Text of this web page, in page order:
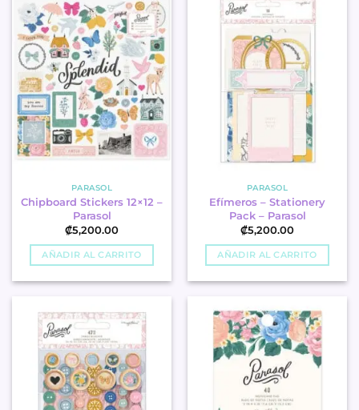
PARASOL
Chipboard Stickers 12×12 –
Parasol
₡5,200.00
AÑADIR AL CARRITO
PARASOL
Efímeros – Stationery
Pack – Parasol
₡5,200.00
AÑADIR AL CARRITO